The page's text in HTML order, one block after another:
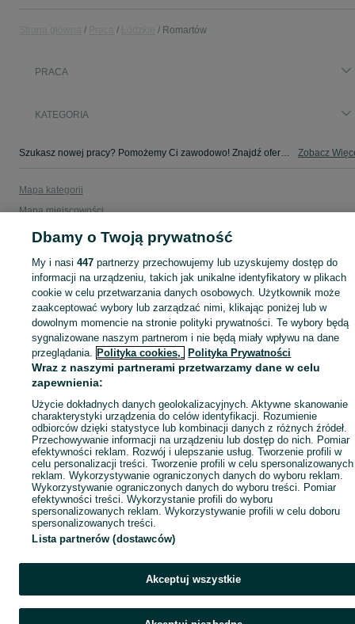
Romartów
PRACA
KATEGORIA
Szukasz nowej pracy? Pomożemy Ci zawodowo! Znajdź ofertę dla siebie w kategorii Praca na OLX - Romartów i okolice! Zobacz
Mapa kategorii
Mapa miejscowości
Mapa ministron
Dbamy o Twoją prywatność
My i nasi447 partnerzy przechowujemy lub uzyskujemy dostęp do
informacji na urządzeniu, takich jak unikalne identyfikatory w plikach
cookie w celu przetwarzania danych osobowych. Użytkownik może
zaakceptować wybory lub zarządzać nimi, klikając poniżej lub w
dowolnym momencie na stronie polityki prywatności. Te wybory będą
sygnalizowane naszym partnerom i nie będą miały wpływu na dane
przeglądania. Polityka cookies, Polityka Prywatności
Wraz z naszymi partnerami przetwarzamy dane w celu
zapewnienia:
Użycie dokładnych danych geolokalizacyjnych. Aktywne skanowanie
charakterystyki urządzenia do celów identyfikacji. Rozumienie
odbiorców dzięki statystyce lub kombinacji danych z różnych źródeł.
Przechowywanie informacji na urządzeniu lub dostęp do nich. Pomiar
efektywności reklam. Rozwój i ulepszanie usług. Tworzenie profili w
celu personalizacji treści. Tworzenie profili w celu spersonalizowanych
reklam. Wykorzystywanie ograniczonych danych do wyboru reklam.
Wykorzystywanie ograniczonych danych do wyboru treści. Pomiar
efektywności treści. Wykorzystanie profili do wyboru
spersonalizowanych reklam. Wykorzystywanie profili w celu doboru
spersonalizowanych treści.
Lista partnerów (dostawców)
Akceptuj wszystkie